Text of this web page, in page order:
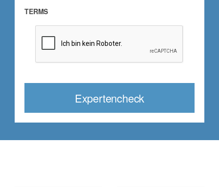
TERMS
Expertencheck